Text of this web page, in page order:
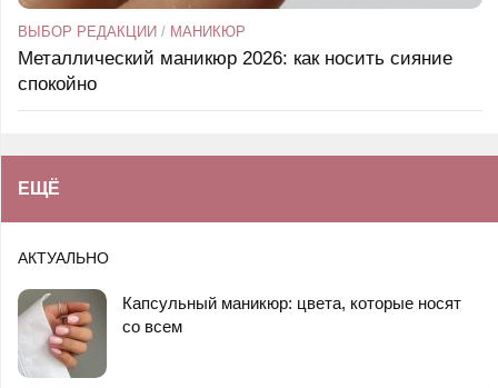
ВЫБОР РЕДАКЦИИ / МАНИКЮР
Металлический маникюр 2026: как носить сияние
спокойно
ЕЩЁ
АКТУАЛЬНО
Капсульный маникюр: цвета, которые носят
со всем